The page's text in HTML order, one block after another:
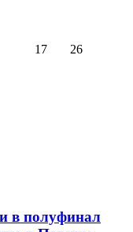
17 26
в полуфинал